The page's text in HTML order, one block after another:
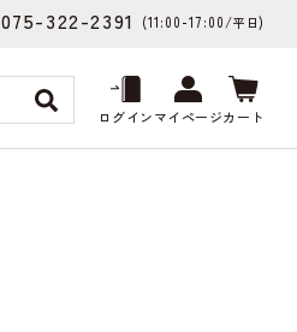
075-322-2391 (11:00-17:00/平日)
ログインマイページカート